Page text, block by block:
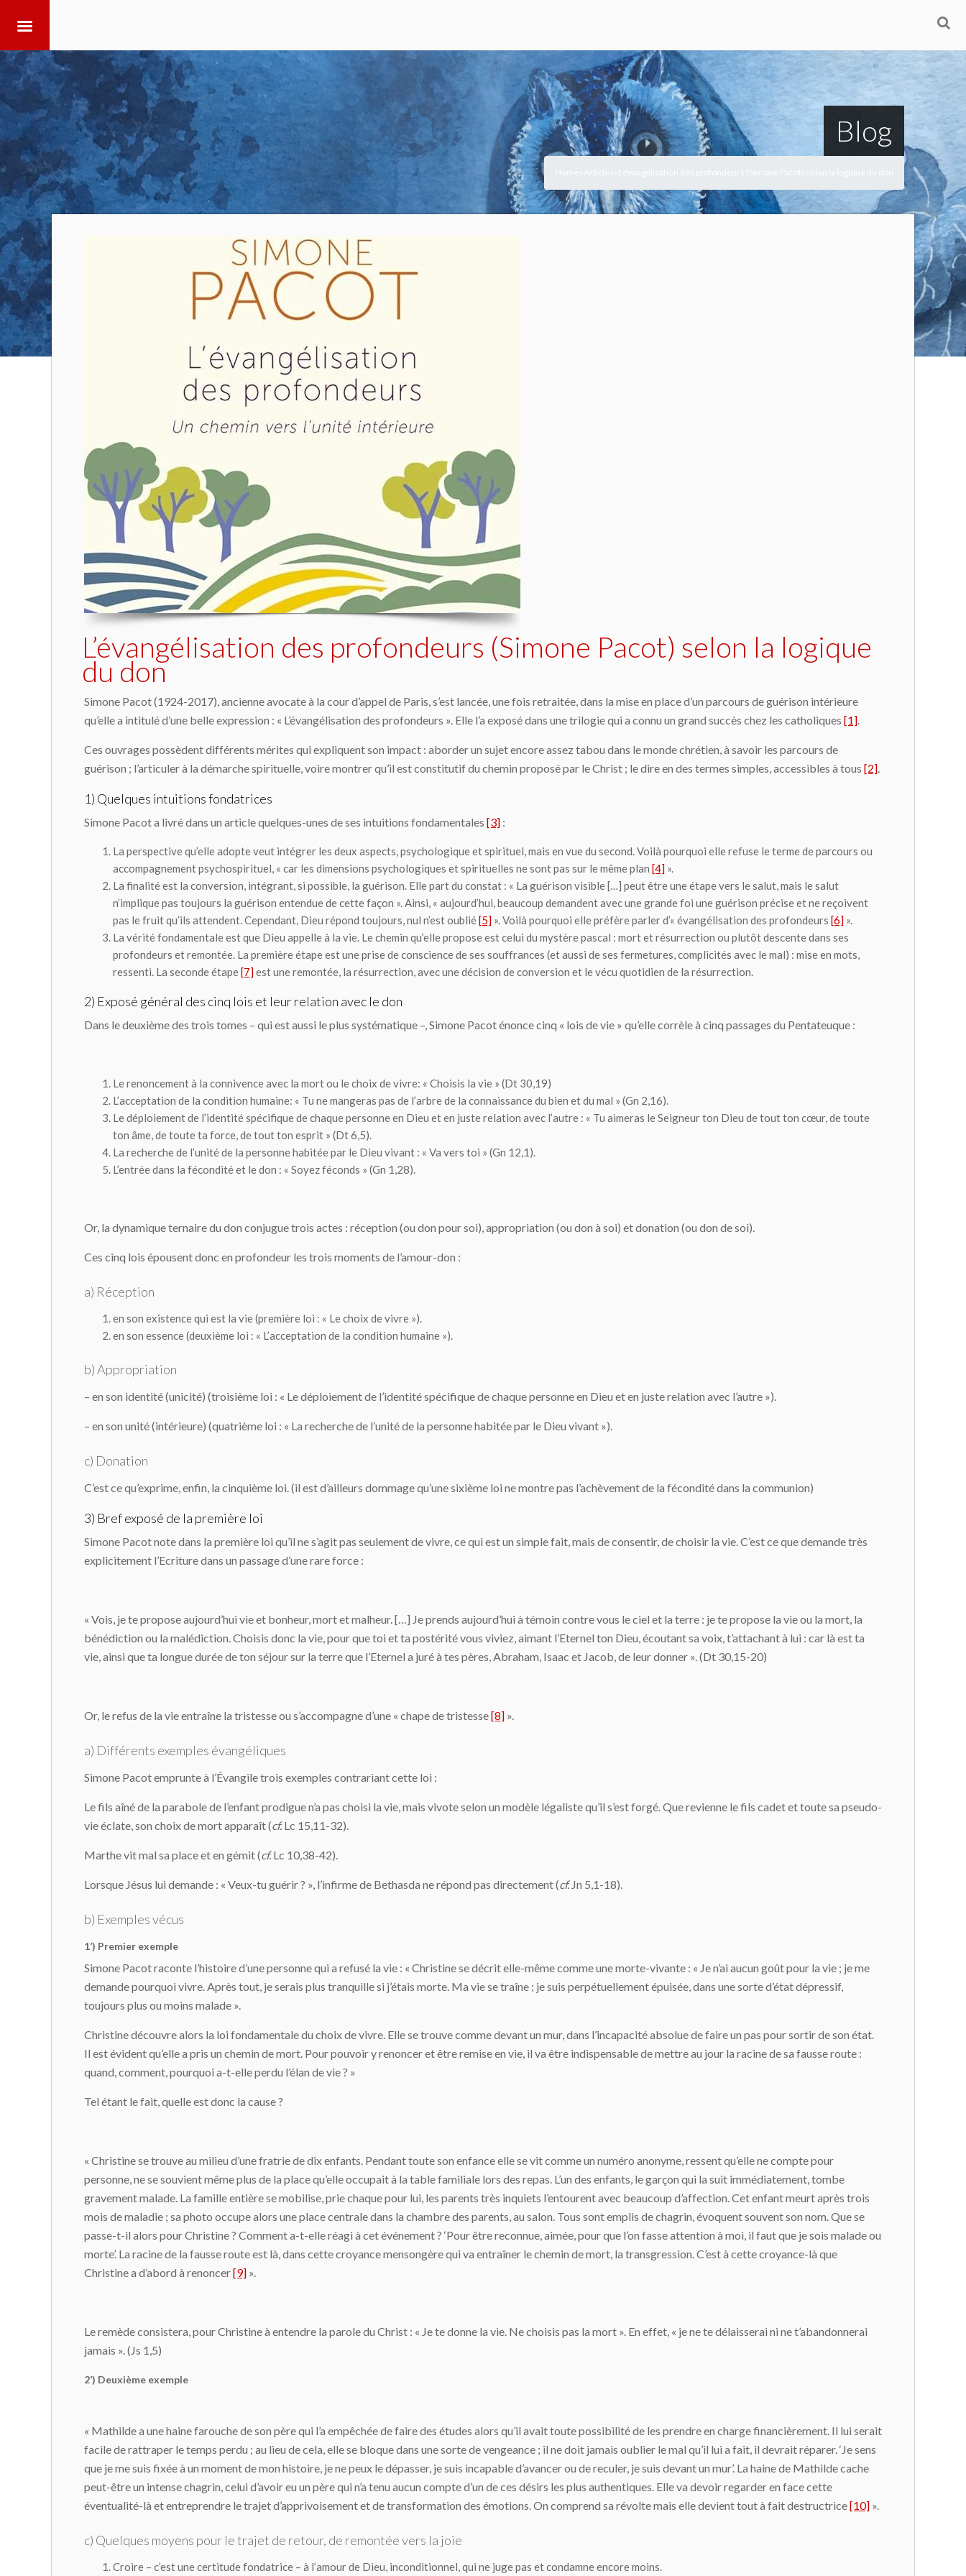
Blog
L’évangélisation des profondeurs (Simone Pacot) selon la logique
du don
Simone Pacot (1924-2017), ancienne avocate à la cour d’appel de Paris, s’est lancée, une fois retraitée, dans la mise en place d’un parcours de guérison intérieure
qu’elle a intitulé d’une belle expression : « L’évangélisation des profondeurs ». Elle l’a exposé dans une trilogie qui a connu un grand succès chez les catholiques [1].
Ces ouvrages possèdent différents mérites qui expliquent son impact : aborder un sujet encore assez tabou dans le monde chrétien, à savoir les parcours de
guérison ; l’articuler à la démarche spirituelle, voire montrer qu’il est constitutif du chemin proposé par le Christ ; le dire en des termes simples, accessibles à tous [2].
1) Quelques intuitions fondatrices
Simone Pacot a livré dans un article quelques-unes de ses intuitions fondamentales [3] :
La perspective qu’elle adopte veut intégrer les deux aspects, psychologique et spirituel, mais en vue du second. Voilà pourquoi elle refuse le terme de parcours ou
accompagnement psychospirituel, « car les dimensions psychologiques et spirituelles ne sont pas sur le même plan [4] ».
La finalité est la conversion, intégrant, si possible, la guérison. Elle part du constat : « La guérison visible […] peut être une étape vers le salut, mais le salut
n’implique pas toujours la guérison entendue de cette façon ». Ainsi, « aujourd’hui, beaucoup demandent avec une grande foi une guérison précise et ne reçoivent
pas le fruit qu’ils attendent. Cependant, Dieu répond toujours, nul n’est oublié[5] ». Voilà pourquoi elle préfère parler d’« évangélisation des profondeurs [6] ».
La vérité fondamentale est que Dieu appelle à la vie. Le chemin qu’elle propose est celui du mystère pascal : mort et résurrection ou plutôt descente dans ses
profondeurs et remontée. La première étape est une prise de conscience de ses souffrances (et aussi de ses fermetures, complicités avec le mal) : mise en mots,
ressenti. La seconde étape[7]est une remontée, la résurrection, avec une décision de conversion et le vécu quotidien de la résurrection.
2) Exposé général des cinq lois et leur relation avec le don
Dans le deuxième des trois tomes – qui est aussi le plus systématique –, Simone Pacot énonce cinq « lois de vie » qu’elle corrèle à cinq passages du Pentateuque :
Le renoncement à la connivence avec la mort ou le choix de vivre: « Choisis la vie » (Dt 30,19)
L’acceptation de la condition humaine: « Tu ne mangeras pas de l’arbre de la connaissance du bien et du mal » (Gn 2,16).
Le déploiement de l’identitéspécifique de chaque personne en Dieu et en juste relation avec l’autre : « Tu aimeras le Seigneur ton Dieu de tout ton cœur, de toute
ton âme, de toute ta force, de tout ton esprit » (Dt 6,5).
La recherche de l’unitéde la personne habitée par le Dieu vivant : « Va vers toi » (Gn 12,1).
L’entrée dans la féconditéet le don : « Soyez féconds » (Gn 1,28).
Or, la dynamique ternaire du don conjugue trois actes : réception (ou don pour soi), appropriation (ou don à soi) et donation (ou don de soi).
Ces cinq lois épousent donc en profondeur les trois moments de l’amour-don :
a) Réception
en son existence qui est la vie (première loi : « Le choix de vivre »).
en son essence (deuxième loi : « L’acceptation de la condition humaine »).
b) Appropriation
– en son identité (unicité) (troisième loi : « Le déploiement de l’identité spécifique de chaque personne en Dieu et en juste relation avec l’autre »).
– en son unité (intérieure) (quatrième loi : « La recherche de l’unité de la personne habitée par le Dieu vivant »).
c) Donation
C’est ce qu’exprime, enfin, la cinquième loi. (il est d’ailleurs dommage qu’une sixième loi ne montre pas l’achèvement de la fécondité dans la communion)
3) Bref exposé de la première loi
Simone Pacot note dans la première loi qu’il ne s’agit pas seulement de vivre, ce qui est un simple fait, mais de consentir, de choisir la vie. C’est ce que demande très
explicitement l’Ecriture dans un passage d’une rare force :
« Vois, je te propose aujourd’hui vie et bonheur, mort et malheur. […] Je prends aujourd’hui à témoin contre vous le ciel et la terre : je te propose la vie ou la mort, la
bénédiction ou la malédiction. Choisis donc la vie, pour que toi et ta postérité vous viviez, aimant l’Eternel ton Dieu, écoutant sa voix, t’attachant à lui : car là est ta
vie, ainsi que ta longue durée de ton séjour sur la terre que l’Eternel a juré à tes pères, Abraham, Isaac et Jacob, de leur donner ». (Dt 30,15-20)
Or, le refus de la vie entraîne la tristesse ou s’accompagne d’une « chape de tristesse[8] ».
a) Différents exemples évangéliques
Simone Pacot emprunte à l’Évangile trois exemples contrariant cette loi :
Le fils aîné de la parabole de l’enfant prodigue n’a pas choisi la vie, mais vivote selon un modèle légaliste qu’il s’est forgé. Que revienne le fils cadet et toute sa pseudo-
vie éclate, son choix de mort apparaît (cf.Lc 15,11-32).
Marthe vit mal sa place et en gémit (cf.Lc 10,38-42).
Lorsque Jésus lui demande : « Veux-tu guérir ? », l’infirme de Bethasda ne répond pas directement (cf. Jn 5,1-18).
b) Exemples vécus
1’) Premier exemple
Simone Pacot raconte l’histoire d’une personne qui a refusé la vie : « Christine se décrit elle-même comme une morte-vivante : « Je n’ai aucun goût pour la vie ; je me
demande pourquoi vivre. Après tout, je serais plus tranquille si j’étais morte. Ma vie se traîne ; je suis perpétuellement épuisée, dans une sorte d’état dépressif,
toujours plus ou moins malade ».
Christine découvre alors la loi fondamentale du choix de vivre. Elle se trouve comme devant un mur, dans l’incapacité absolue de faire un pas pour sortir de son état.
Il est évident qu’elle a pris un chemin de mort. Pour pouvoir y renoncer et être remise en vie, il va être indispensable de mettre au jour la racine de sa fausse route :
quand, comment, pourquoi a-t-elle perdu l’élan de vie ? »
Tel étant le fait, quelle est donc la cause ?
« Christine se trouve au milieu d’une fratrie de dix enfants. Pendant toute son enfance elle se vit comme un numéro anonyme, ressent qu’elle ne compte pour
personne, ne se souvient même plus de la place qu’elle occupait à la table familiale lors des repas. L’un des enfants, le garçon qui la suit immédiatement, tombe
gravement malade. La famille entière se mobilise, prie chaque pour lui, les parents très inquiets l’entourent avec beaucoup d’affection. Cet enfant meurt après trois
mois de maladie ; sa photo occupe alors une place centrale dans la chambre des parents, au salon. Tous sont emplis de chagrin, évoquent souvent son nom. Que se
passe-t-il alors pour Christine ? Comment a-t-elle réagi à cet événement ? ‘Pour être reconnue, aimée, pour que l’on fasse attention à moi, il faut que je sois malade ou
morte’. La racine de la fausse route est là, dans cette croyance mensongère qui va entraîner le chemin de mort, la transgression. C’est à cette croyance-là que
Christine a d’abord à renoncer[9] ».
Le remède consistera, pour Christine à entendre la parole du Christ : « Je te donne la vie. Ne choisis pas la mort ». En effet, « je ne te délaisserai ni ne t’abandonnerai
jamais ». (Js 1,5)
2’) Deuxième exemple
« Mathilde a une haine farouche de son père qui l’a empêchée de faire des études alors qu’il avait toute possibilité de les prendre en charge financièrement. Il lui serait
facile de rattraper le temps perdu ; au lieu de cela, elle se bloque dans une sorte de vengeance ; il ne doit jamais oublier le mal qu’il lui a fait, il devrait réparer. ‘Je sens
que je me suis fixée à un moment de mon histoire, je ne peux le dépasser, je suis incapable d’avancer ou de reculer, je suis devant un mur’. La haine de Mathilde cache
peut-être un intense chagrin, celui d’avoir eu un père qui n’a tenu aucun compte d’un de ces désirs les plus authentiques. Elle va devoir regarder en face cette
éventualité-là et entreprendre le trajet d’apprivoisement et de transformation des émotions. On comprend sa révolte mais elle devient tout à fait destructrice[10] ».
c) Quelques moyens pour le trajet de retour, de remontée vers la joie
Croire – c’est une certitude fondatrice – à l’amour de Dieu, inconditionnel, qui ne juge pas et condamne encore moins.